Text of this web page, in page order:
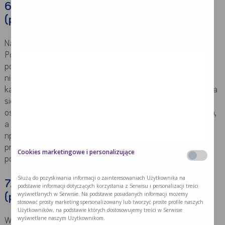
6. Głębokie zaburzenia poznawcze
(pośrednia faza otępienia)
Na tym etapie chory jest w pełni uzależniony od opiekuna.
Potrzebuje pomocy w codziennym funkcjonowaniu oraz
podróżowaniu. Traci rozeznanie w bieżących wydarzeniach,
nie orientuje się w czasie (np. dniu tygodnia, roku
kalendarzowym) i przestrzeni (nie rozpoznaje miejsc). Zdarza
się, że nie rozpoznaje bliskich osób. Dochodzi do zmian
osobowości, pojawiają się zaburzenia emocjonalne, urojenia,
a także zachowania, których chory wcześniej nie przejawiał
np. agresja lub apatia. Ten etap choroby Alzheimera trwa
przeważnie ok. 3 lat, po czym następuje znaczne
pogorszenie.
7. Bardzo głębokie zaburzenia poznawcze
(późna faza otępienia)
Występują objawy świadczące o uogólnionym uszkodzeniu
Cookies marketingowe i personalizujące
Służą do pozyskiwania informacji o zainteresowaniach Użytkownika na
podstawie informacji dotyczących korzystania z Serwisu i personalizacji treści
wyświetlanych w Serwisie. Na podstawie posiadanych informacji możemy
stosować prosty marketing spersonalizowany lub tworzyć proste profile naszych
Użytkowników, na podstawie których dostosowujemy treści w Serwisie
wyświetlane naszym Użytkownikom.